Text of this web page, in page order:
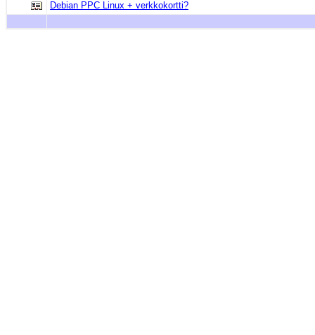
Debian PPC Linux + verkkokortti?